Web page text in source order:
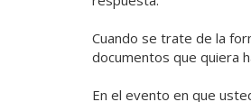
Cuando se trate de la
documentos que quiera
En el evento en que